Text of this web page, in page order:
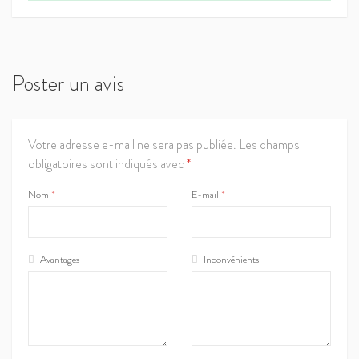
Poster un avis
Votre adresse e-mail ne sera pas publiée. Les champs
obligatoires sont indiqués avec*
Nom * E-mail *
Avantages Inconvénients